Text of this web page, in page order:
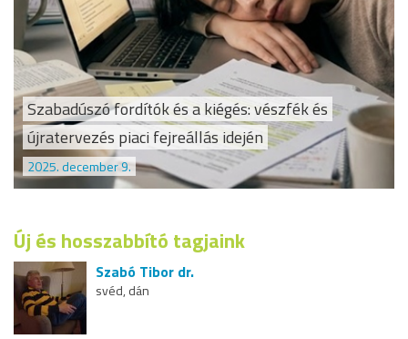
Szabadúszó fordítók és a kiégés: vészfék és
újratervezés piaci fejreállás idején
2025. december 9.
Új és hosszabbító tagjaink
Szabó Tibor dr.
svéd, dán